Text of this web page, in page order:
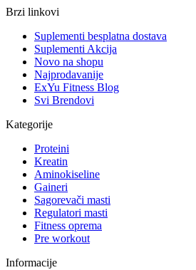
Brzi linkovi
Suplementi besplatna dostava
Suplementi Akcija
Novo na shopu
Najprodavanije
ExYu Fitness Blog
Svi Brendovi
Kategorije
Proteini
Kreatin
Aminokiseline
Gaineri
Sagorevači masti
Regulatori masti
Fitness oprema
Pre workout
Informacije